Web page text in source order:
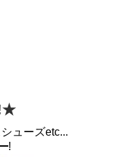
ューズetc...